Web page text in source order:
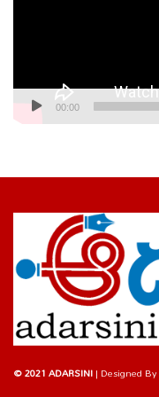
00:00
© 2021 ADARSINI| Designed By